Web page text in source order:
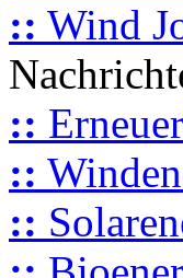
:: Wind
::
::
::